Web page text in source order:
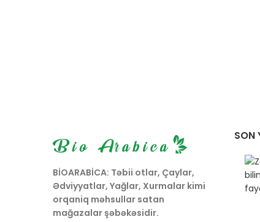
BİOARABİCA: Təbii otlar, Çaylar,
Ədviyyatlar, Yağlar, Xurmalar kimi
orqaniq məhsullar satan
mağazalar şəbəkəsidir.
SON